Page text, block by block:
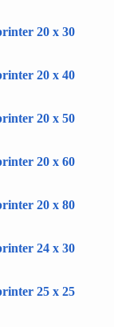
20 x 30
20 x 40
20 x 50
20 x 60
20 x 80
24 x 30
25 x 25